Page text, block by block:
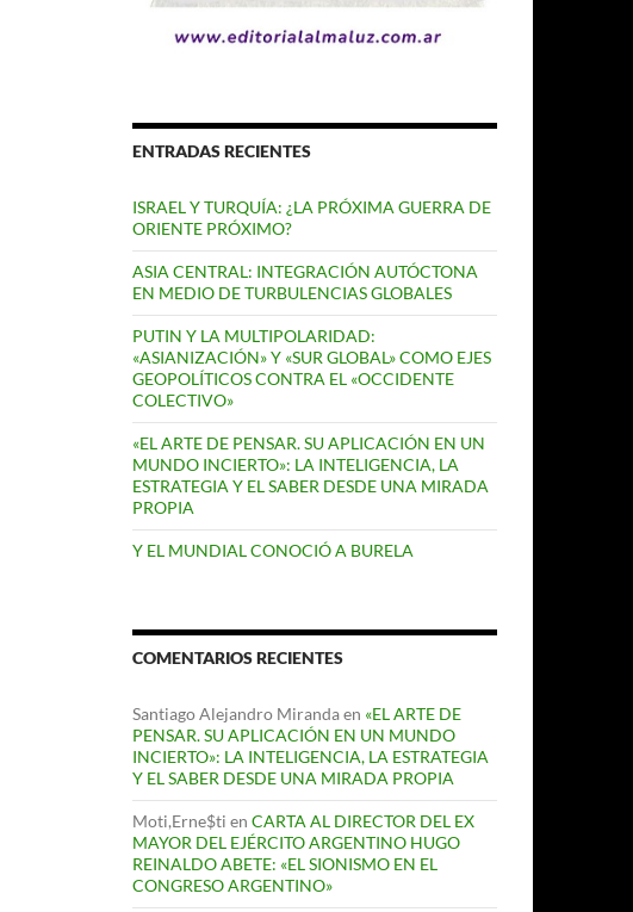
ENTRADAS RECIENTES
ISRAEL Y TURQUÍA: ¿LA PRÓXIMA GUERRA DE
ORIENTE PRÓXIMO?
ASIA CENTRAL: INTEGRACIÓN AUTÓCTONA
EN MEDIO DE TURBULENCIAS GLOBALES
PUTIN Y LA MULTIPOLARIDAD:
«ASIANIZACIÓN» Y «SUR GLOBAL» COMO EJES
GEOPOLÍTICOS CONTRA EL «OCCIDENTE
COLECTIVO»
«EL ARTE DE PENSAR. SU APLICACIÓN EN UN
MUNDO INCIERTO»: LA INTELIGENCIA, LA
ESTRATEGIA Y EL SABER DESDE UNA MIRADA
PROPIA
Y EL MUNDIAL CONOCIÓ A BURELA
COMENTARIOS RECIENTES
Santiago Alejandro Mirandaen «EL ARTE DE
PENSAR. SU APLICACIÓN EN UN MUNDO
INCIERTO»: LA INTELIGENCIA, LA ESTRATEGIA
Y EL SABER DESDE UNA MIRADA PROPIA
Moti,Erne$ti en CARTA AL DIRECTOR DEL EX
MAYOR DEL EJÉRCITO ARGENTINO HUGO
REINALDO ABETE: «EL SIONISMO EN EL
CONGRESO ARGENTINO»